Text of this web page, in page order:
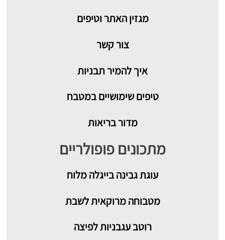
מגזין האתר וטיפים
צור קשר
איך להמיר תבניות
טיפים שימושיים במטבח
מדור בריאות
מתכונים פופולריים
עוגת גבינה בייגלה מלוח
מטבוחה מרוקאית לשבת
רוטב עגבניות לפיצה